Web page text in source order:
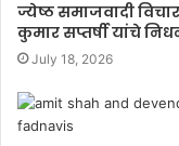
ज्येष्ठ समाजवादी
कुमार सप्तर्षी यांचे
July 18, 2026